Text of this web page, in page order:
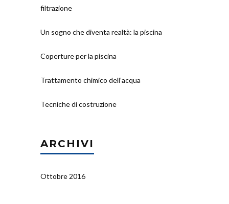
filtrazione
Un sogno che diventa realtà: la piscina
Coperture per la piscina
Trattamento chimico dell’acqua
Tecniche di costruzione
ARCHIVI
Ottobre 2016